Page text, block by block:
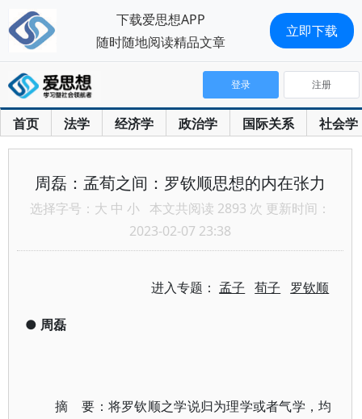
首页 法学 经济学 政治学 国际关系 社会学
登录 注册
周磊：孟荀之间：罗钦顺思想的内在张力
选择字号： 大 中 小 本文共阅读 2893 次 更新时间：
2023-02-07 23:38
进入专题： 孟子 荀子 罗钦顺
● 周磊
摘 要：将罗钦顺之学说归为理学或者气学，均
下载爱思想APP
随时随地阅读精品文章
立即下载